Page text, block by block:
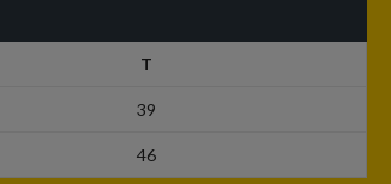
T
39
46